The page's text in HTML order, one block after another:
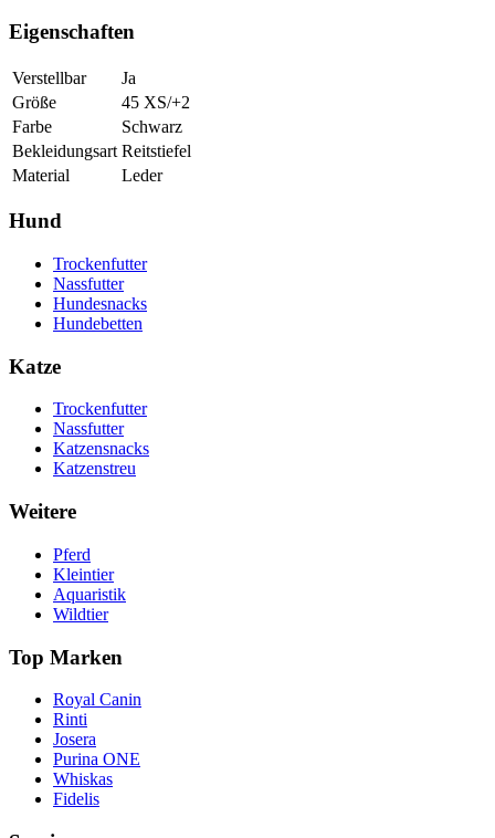
Eigenschaften
Verstellbar
Ja
Größe
45 XS/+2
Farbe
Schwarz
Bekleidungsart Reitstiefel
Material
Leder
Hund
Trockenfutter
Nassfutter
Hundesnacks
Hundebetten
Katze
Trockenfutter
Nassfutter
Katzensnacks
Katzenstreu
Weitere
Pferd
Kleintier
Aquaristik
Wildtier
Top Marken
Royal Canin
Rinti
Josera
Purina ONE
Whiskas
Fidelis